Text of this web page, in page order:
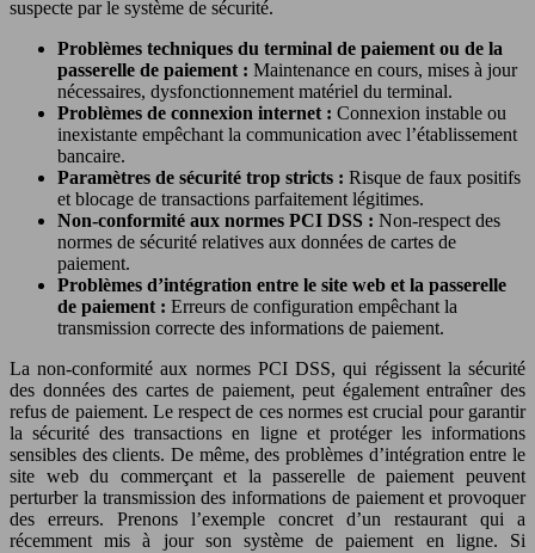
suspecte par le système de sécurité.
Problèmes techniques du terminal de paiement ou de la
passerelle de paiement : Maintenance en cours, mises à jour
nécessaires, dysfonctionnement matériel du terminal.
Problèmes de connexion internet : Connexion instable ou
inexistante empêchant la communication avec l’établissement
bancaire.
Paramètres de sécurité trop stricts : Risque de faux positifs
et blocage de transactions parfaitement légitimes.
Non-conformité aux normes PCI DSS : Non-respect des
normes de sécurité relatives aux données de cartes de
paiement.
Problèmes d’intégration entre le site web et la passerelle
de paiement : Erreurs de configuration empêchant la
transmission correcte des informations de paiement.
La non-conformité aux normes PCI DSS, qui régissent la sécurité
des données des cartes de paiement, peut également entraîner des
refus de paiement. Le respect de ces normes est crucial pour garantir
la sécurité des transactions en ligne et protéger les informations
sensibles des clients. De même, des problèmes d’intégration entre le
site web du commerçant et la passerelle de paiement peuvent
perturber la transmission des informations de paiement et provoquer
des erreurs. Prenons l’exemple concret d’un restaurant qui a
récemment mis à jour son système de paiement en ligne. Si